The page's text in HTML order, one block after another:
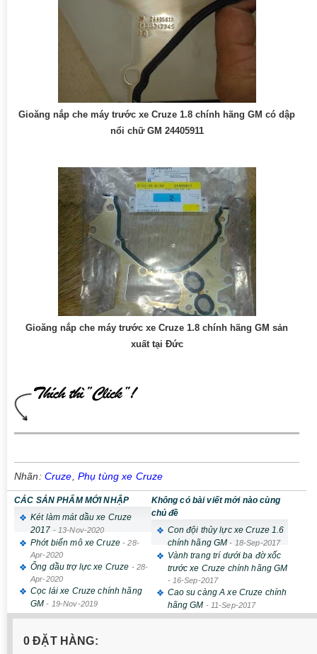
Gioăng nắp che máy trước xe Cruze 1.8 chính hãng GM có dập
nổi chữ GM 24405911
Gioăng nắp che máy trước xe Cruze 1.8 chính hãng GM sản
xuất tại Đức
Nhãn: Cruze Phụ tùng xe Cruze
CÁC SẢN PHẨM MỚI NHẬP
Két làm mát dầu xe Cruze
2017 - 13-Nov-2020
Phớt biến mô xe Cruze-28-
Apr-2020
Ống dầu trợ lực xe Cruze - 28-
Apr-2020
Cọc lái xe Cruze chính hãng
GM - 19-Nov-2019
Không có bài viết mới nào cùng
chủ đề
Con đội thủy lực xe Cruze 1.6
chính hãng GM - 18-Sep-2017
Vành trang trí dưới ba đờ xốc
trước xe Cruze chính hãng GM
- 16-Sep-2017
Cao su càng A xe Cruze chính
hãng GM - 11-Sep-2017
0 ĐẶT HÀNG: